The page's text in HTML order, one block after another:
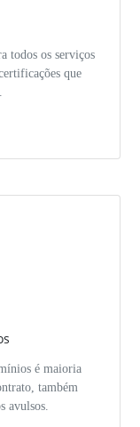
todos os serviços
que
é maioria
também
avulsos.